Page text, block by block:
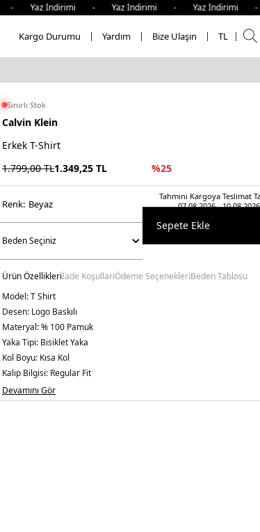
İndirimi - Yaz İndirimi - Yaz
Kargo Durumu Yardım Bize Ulaşın TL
Sınırlı Stok
Calvin Klein
Erkek T-Shirt
1.799,00TL1.349,25 TL %25
Tahmini Kargoya Teslimat
07.08.2026 - 10.08.2026
Renk: beyaz
Sepete Ekle
Ürün Özellikleriİade KoşullarıÖdeme SeçenekleriBeden Tablosu
Model:T Shirt
Desen: Logo Baskılı
Materyal:% 100 Pamuk
Yaka Tipi: Bisiklet Yaka
Kol Boyu: Kısa Kol
Kalıp Bilgisi: Regular Fit
Menşei:Türkiye
Detaylar:Çift yazılı logo tasarım baskısı
Devamını Gör